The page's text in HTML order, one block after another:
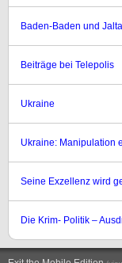
Baden-Baden und Jalta
Beiträge bei Telepolis
Ukraine
Ukraine: Manipulation
Seine Exzellenz wird
Die Krim- Politik –